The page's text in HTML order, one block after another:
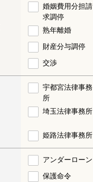
婚姻費用分担請
求調停
熟年離婚
財産分与調停
交渉
宇都宮法律事務
所
埼玉法律事務所
姫路法律事務所
アンダーローン
保護命令